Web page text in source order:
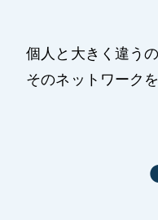
個人と大きく違う
そのネットワーク